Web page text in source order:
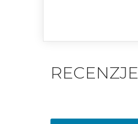
RECENZJE